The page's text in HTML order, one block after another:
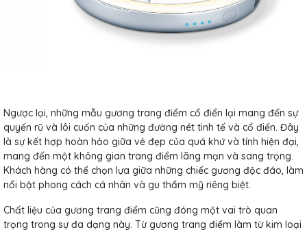
Ngược lại, những mẫu gương trang điểm cổ điển lại mang đến sự
quyến rũ và lôi cuốn của những đường nét tinh tế và cổ điển. Đây
là sự kết hợp hoàn hảo giữa vẻ đẹp của quá khứ và tính hiện đại,
mang đến một không gian trang điểm lãng mạn và sang trọng.
Khách hàng có thể chọn lựa giữa những chiếc gương độc đáo, làm
nổi bật phong cách cá nhân và gu thẩm mỹ riêng biệt.
Chất liệu của gương trang điểm cũng đóng một vai trò quan
trọng trong sự đa dạng này. Từ gương trang điểm làm từ kim loại